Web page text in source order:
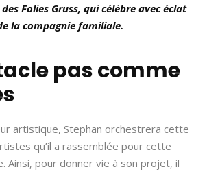
Folies Gruss, qui célèbre avec éclat
la compagnie familiale.
pas comme
artistique, Stephan orchestrera cette
qu’il a rassemblée pour cette
Ainsi, pour donner vie à son projet, il